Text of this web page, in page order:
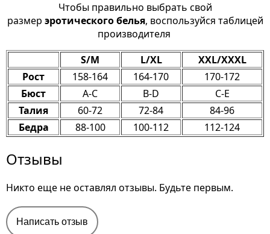
Чтобы правильно выбрать свой
размер эротического белья, воспользуйся таблицей
производителя
S/M
L/XL
XXL/XXXL
Рост
158-164 164-170
170-172
Бюст
A-C B-D
C-E
Талия
60-72 72-84
84-96
Бедра
88-100 100-112 112-124
Отзывы
Никто еще не оставлял отзывы. Будьте первым.
Написать отзыв